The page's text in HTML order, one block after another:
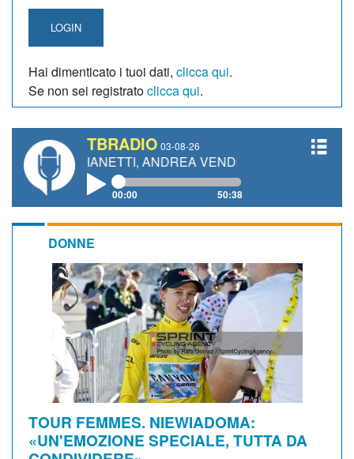
LOGIN
Hai dimenticato i tuoi dati, clicca qui.
Se non sei registratoclicca qui.
TBRADIO 03-08-26
GIANETTI, ANDREA VENDRAME, FILIPPO FIORELLI
00:00 50:38
DONNE
TOUR FEMMES. NIEWIADOMA:
«UN'EMOZIONE SPECIALE, TUTTA DA